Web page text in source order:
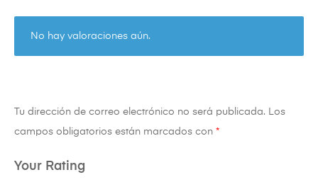
No hay valoraciones aún.
Tu dirección de correo electrónico no será publicada. Los
campos obligatorios están marcados con *
Your Rating